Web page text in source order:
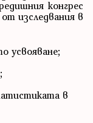
конгрес
изследвания в
усвояване;
в